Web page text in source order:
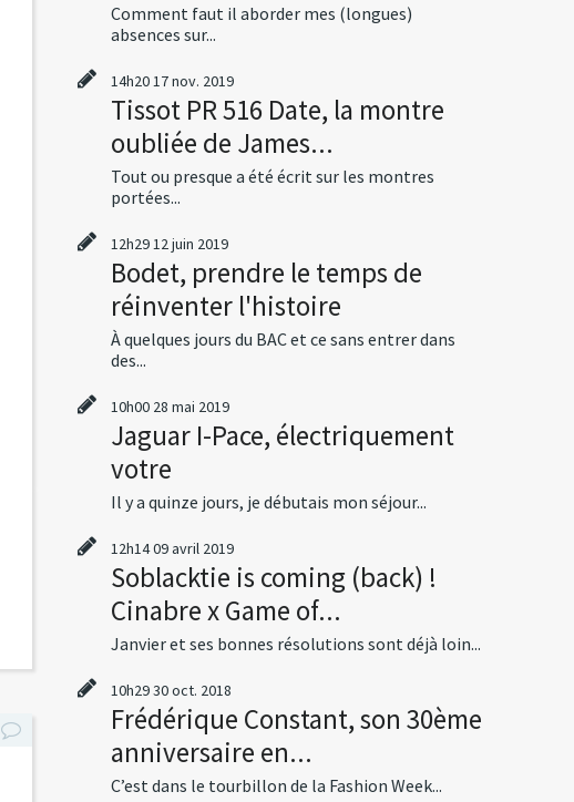
Comment faut il aborder mes (longues)
absences sur...
14h2017nov. 2019
Tissot PR 516 Date, la montre
oubliée de James...
Tout ou presque a été écrit sur les montres
portées...
12h2912juin 2019
Bodet, prendre le temps de
réinventer l'histoire
À quelques jours du BAC et ce sans entrer dans
des...
10h00 28 mai 2019
Jaguar I-Pace, électriquement
votre
Il y a quinze jours, je débutais mon séjour...
12h1409avril 2019
Soblacktie is coming (back) !
Cinabre x Game of...
Janvier et ses bonnes résolutions sont déjà loin...
10h2930oct. 2018
Frédérique Constant, son 30ème
anniversaire en...
C’est dans le tourbillon de la Fashion Week...